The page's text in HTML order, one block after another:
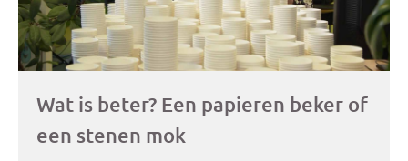
Wat is beter? Een papieren beker of
een stenen mok